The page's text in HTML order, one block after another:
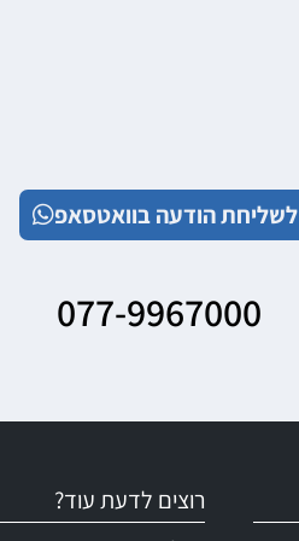
לשליחת הודעה בוואטסאפ
077-9967000
רוצים לדעת עוד?